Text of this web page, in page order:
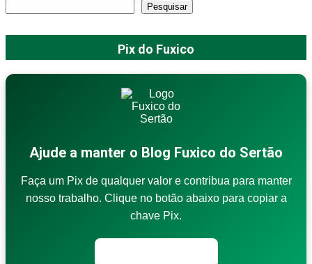
Pesquisar
Pix do Fuxico
Ajude a manter o Blog Fuxico do Sertão
Faça um Pix de qualquer valor e contribua para manter
nosso trabalho. Clique no botão abaixo para copiar a
chave Pix.